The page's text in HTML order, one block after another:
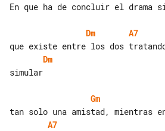
En que ha de concluir el drama
Dm
A7
Dm
simular
Gm
A7